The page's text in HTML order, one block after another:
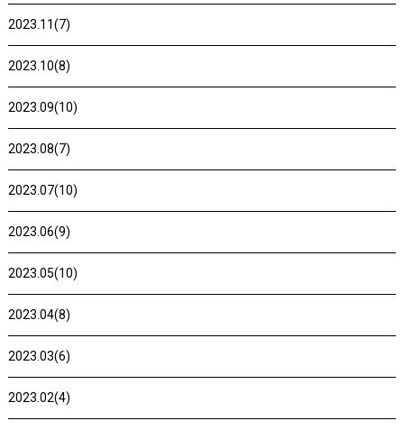
2023.11(7)
2023.10(8)
2023.09(10)
2023.08(7)
2023.07(10)
2023.06(9)
2023.05(10)
2023.04(8)
2023.03(6)
2023.02(4)